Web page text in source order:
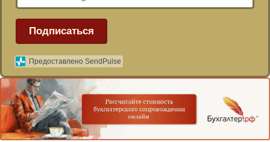
Подписаться
Предоставлено SendPulse